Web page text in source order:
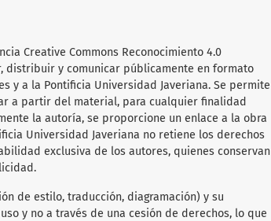
Creative Commons Reconocimiento 4.0
distribuir y comunicar públicamente en formato
y a la Pontificia Universidad Javeriana. Se permite
a partir del material, para cualquier finalidad
la autoría, se proporcione un enlace a la obra
Universidad Javeriana no retiene los derechos
exclusiva de los autores, quienes conservan
de estilo, traducción, diagramación) y su
y no a través de una cesión de derechos, lo que